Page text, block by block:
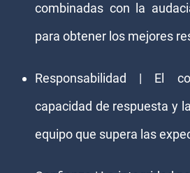
combinadas con la
para obtener los mejores
Responsabilidad | El
capacidad de respuesta y
equipo que supera las